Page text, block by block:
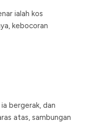
ialah kos
kebocoran
bergerak, dan
atas, sambungan